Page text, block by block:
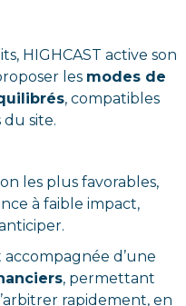
HIGHCAST active son
les modes de
, compatibles
site.
les plus favorables,
à faible impact,
d’une
, permettant
rapidement, en